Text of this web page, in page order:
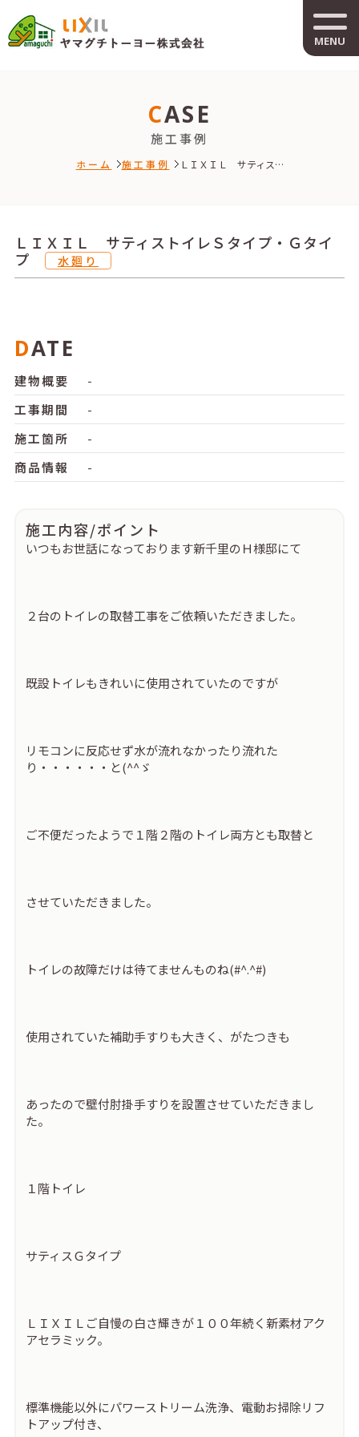
MENU
CASE
施工事例
ホーム 施工事例 ＬＩＸＩＬ サティス…
ＬＩＸＩＬ サティストイレＳタイプ・Ｇタイ
プ
水廻り
DATE
建物概要
-
工事期間
-
施工箇所
-
商品情報
-
施工内容/ポイント
いつもお世話になっております新千里のＨ様邸にて
２台のトイレの取替工事をご依頼いただきました。
既設トイレもきれいに使用されていたのですが
リモコンに反応せず水が流れなかったり流れた
り・・・・・・と(^^ゞ
ご不便だったようで１階２階のトイレ両方とも取替と
させていただきました。
トイレの故障だけは待てませんものね(#^.^#)
使用されていた補助手すりも大きく、がたつきも
あったので壁付肘掛手すりを設置させていただきまし
た。
１階トイレ
サティスＧタイプ
ＬＩＸＩＬご自慢の白さ輝きが１００年続く新素材アク
アセラミック。
標準機能以外にパワーストリーム洗浄、電動お掃除リフ
トアップ付き、